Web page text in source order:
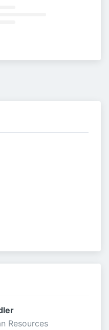
Resources